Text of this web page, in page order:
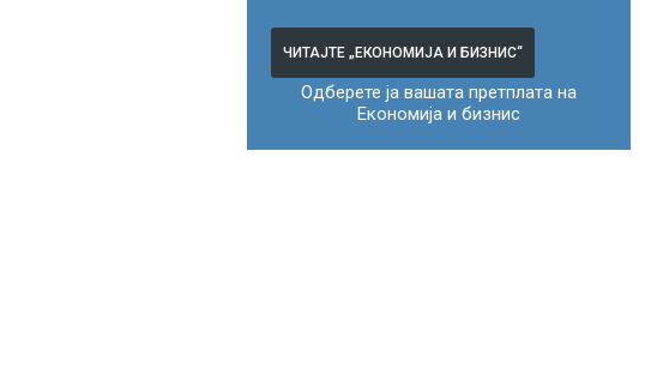
ЧИТАЈТЕ „ЕКОНОМИЈА И БИЗНИС“
Одберете ја вашата претплата на
Економија и бизнис